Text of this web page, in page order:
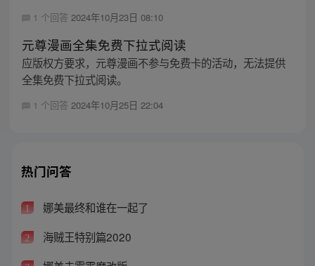
1 个回答 2024年10月23日 08:10
元尊漫画全集免费下拉式阅读
应版权方要求，元尊漫画不参与免费卡的活动，无法提供
全集免费下拉式阅读。
1 个回答 2024年10月25日 22:04
热门问答
1 娜美最终和谁在一起了
2 海贼王特别篇2020